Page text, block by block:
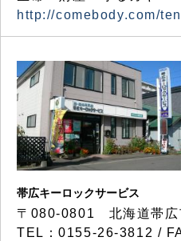
http://comebody.com/
帯広キーロックサービス
〒080-0801 北海道帯広
TEL：0155-26-3812 /